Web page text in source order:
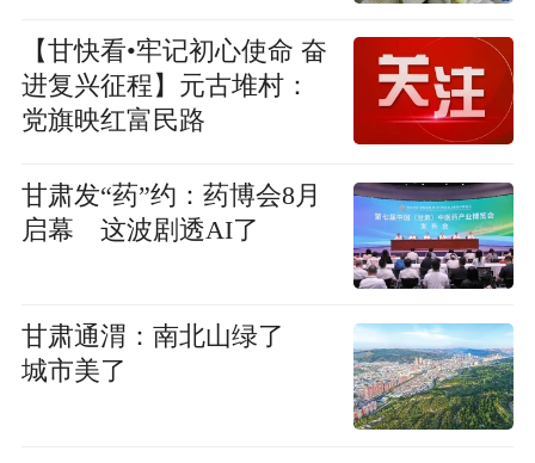
【甘快看•牢记初心使命 奋
进复兴征程】元古堆村：
党旗映红富民路
甘肃发“药”约：药博会8月
启幕 这波剧透AI了
甘肃通渭：南北山绿了
城市美了